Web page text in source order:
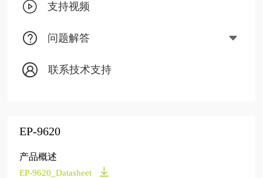
支持视频
问题解答
联系技术支持
EP-9620
产品概述
EP-9620_Datasheet